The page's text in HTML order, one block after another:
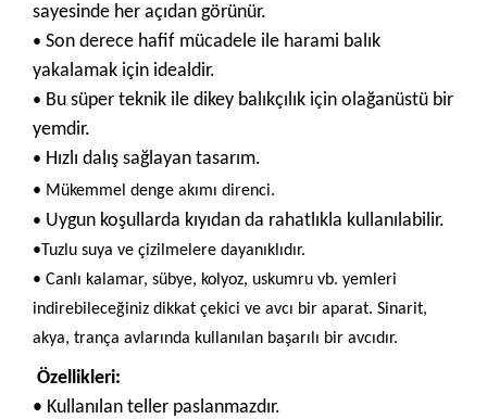
sayesinde her açıdan görünür.
• Son derece hafif mücadele ile harami balık
yakalamak için idealdir.
• Bu süper teknik ile dikey balıkçılık için olağanüstü bir
yemdir.
• Hızlı dalış sağlayan tasarım.
• Mükemmel denge akımı direnci.
• Uygun koşullarda kıyıdan da rahatlıkla kullanılabilir.
•Tuzlu suya ve çizilmelere dayanıklıdır.
• Canlı kalamar, sübye, kolyoz, uskumru vb. yemleri
indirebileceğiniz dikkat çekici ve avcı bir aparat. Sinarit,
akya, trança avlarında kullanılan başarılı bir avcıdır.
Özellikleri:
• Kullanılan teller paslanmazdır.